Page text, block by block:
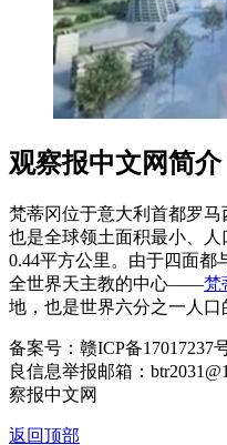
观察报中文网简介
梵蒂冈位于意大利首都罗马
也是全球领土面积最小、
0.44平方公里。由于四面都
全世界天主教的中心——梵
地，也是世界六分之一人口
备案号：赣ICP备17017237
良信息举报邮箱：
察报中文网
返回顶部